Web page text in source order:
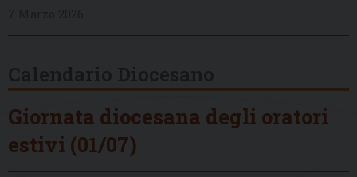
Giornata diocesana degli oratori
estivi (01/07)